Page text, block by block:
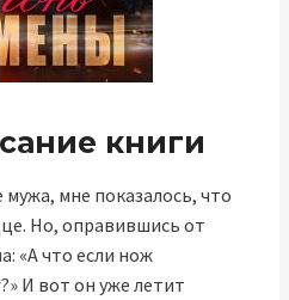
книги
мужа, мне показалось, что
Но, оправившись от
«А что если нож
И вот он уже летит